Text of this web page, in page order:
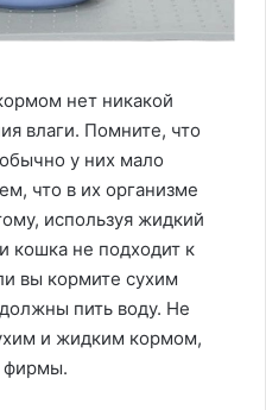
нет никакой
влаги. Помните, что
у них мало
что в их организме
используя жидкий
кошка не подходит к
вы кормите сухим
пить воду. Не
и жидким кормом,
фирмы.